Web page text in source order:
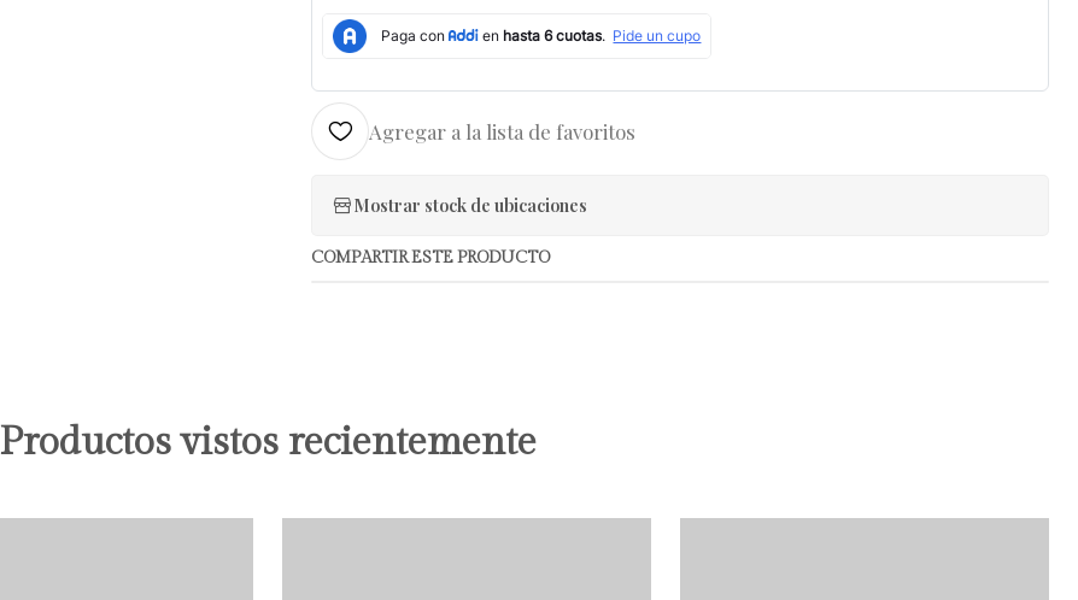
Agregar a la lista de favoritos
Mostrar stock de ubicaciones
COMPARTIR ESTE PRODUCTO
Productos vistos recientemente